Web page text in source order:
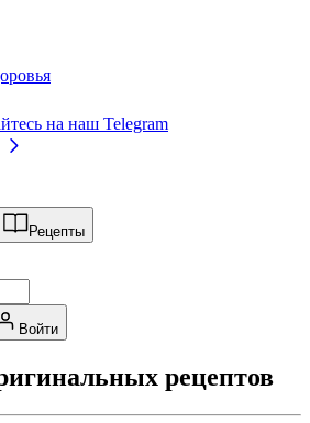
на наш Telegram
Рецепты
Войти
рецептов